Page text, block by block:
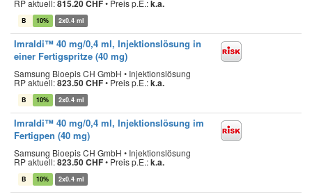
RP aktuell:815.20 CHF• Preis p.E.:k.a.
B 10% 2x0.4 ml
Imraldi™ 40 mg/0,4 ml, Injektionslösung in
einer Fertigspritze (40 mg)
Samsung Bioepis CH GmbH • Injektionslösung
RP aktuell:823.50 CHF• Preis p.E.:k.a.
B 10% 2x0.4 ml
Imraldi™ 40 mg/0,4 ml, Injektionslösung im
Fertigpen (40 mg)
Samsung Bioepis CH GmbH • Injektionslösung
RP aktuell:823.50 CHF• Preis p.E.:k.a.
B 10% 2x0.4 ml